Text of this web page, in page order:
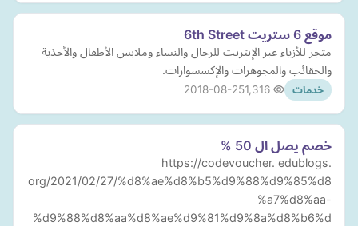
موقع 6 ستريت 6th Street
متجر للأزياء عبر الإنترنت للرجال والنساء وملابس الأطفال والأحذية
والحقائب والمجوهرات والإكسسوارات.
خدمات 2018-08-25
خصم يصل ال 50 %
https://codevoucher. edublogs.
org/2021/02/27/%d8%ae%d8%b5%d9%88%d9%85%d8
%a7%d8%aa-
%d9%88%d8%aa%d8%ae%d9%81%d9%8a%d8%b6%d